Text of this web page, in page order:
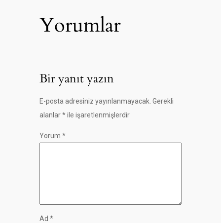
Yorumlar
Bir yanıt yazın
E-posta adresiniz yayınlanmayacak. Gerekli
alanlar*ile işaretlenmişlerdir
Yorum *
Ad *